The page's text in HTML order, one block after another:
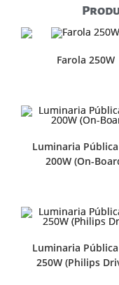
Farola 250W
Luminaria Pública
200W (On-
Luminaria Pública
250W (Philips